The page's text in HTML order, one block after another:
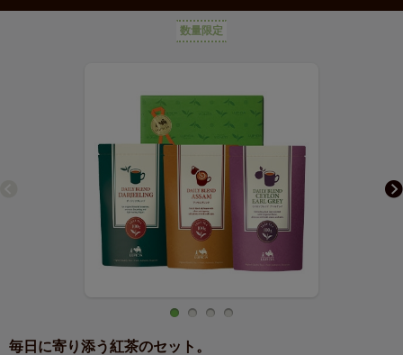
数量限定
毎日に寄り添う紅茶のセット。